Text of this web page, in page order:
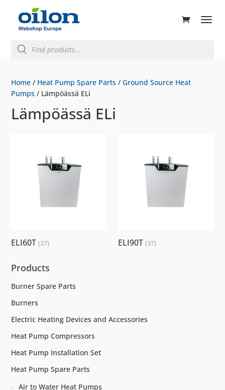
search
Home / Heat Pump Spare Parts /Ground Source Heat
Pumps / Lämpöässä ELi
Lämpöässä ELi
ELI60T(37) ELI90T(37)
Products
Burner Spare Parts
Burners
Electric Heating Devices and Accessories
Heat Pump Compressors
Heat Pump Installation Set
Heat Pump Spare Parts
Air to Water Heat Pumps